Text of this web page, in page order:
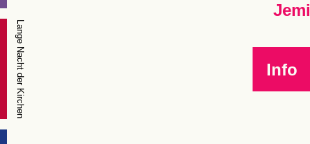
Info
Lange Nacht der Kirchen